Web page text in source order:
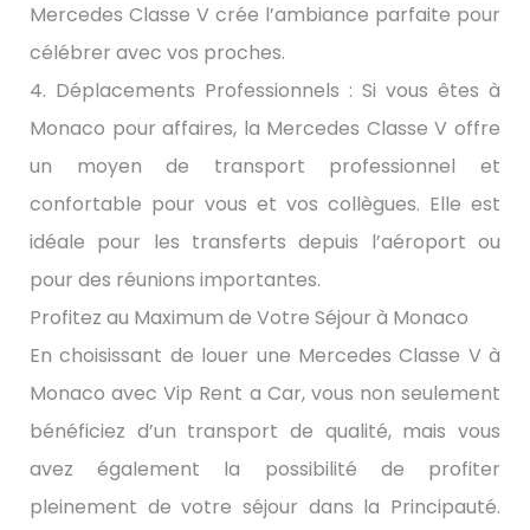
Mercedes Classe V crée l’ambiance parfaite pour
célébrer avec vos proches.
4. Déplacements Professionnels : Si vous êtes à
Monaco pour affaires, la Mercedes Classe V offre
un moyen de transport professionnel et
confortable pour vous et vos collègues. Elle est
idéale pour les transferts depuis l’aéroport ou
pour des réunions importantes.
Profitez au Maximum de Votre Séjour à Monaco
En choisissant de louer une Mercedes Classe V à
Monaco avec Vip Rent a Car, vous non seulement
bénéficiez d’un transport de qualité, mais vous
avez également la possibilité de profiter
pleinement de votre séjour dans la Principauté.